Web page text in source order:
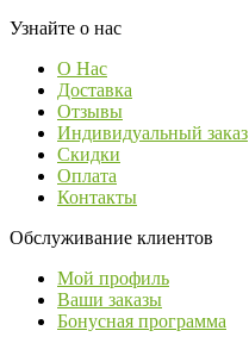
Узнайте о нас
О Нас
Доставка
Отзывы
Индивидуальный заказ
Скидки
Оплата
Контакты
Обслуживание клиентов
Мой профиль
Ваши заказы
Бонусная программа